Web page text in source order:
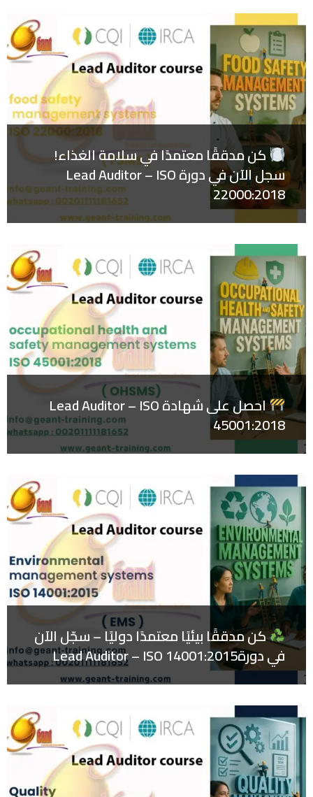
كن مدققًا معتمدًا في سلامة الغذاء!
سجل الآن في دورة Lead Auditor – ISO
22000:2018
احصل على شهادة Lead Auditor – ISO
45001:2018
كن مدققًا بيئيًا معتمدًا دوليًا – سجّل الآن
في دورةLead Auditor – ISO 14001:2015